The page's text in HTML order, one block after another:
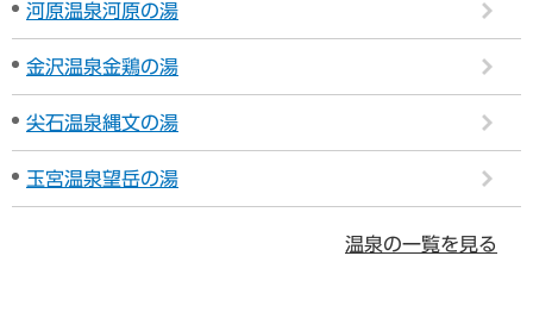
河原温泉河原の湯
金沢温泉金鶏の湯
尖石温泉縄文の湯
玉宮温泉望岳の湯
温泉の一覧を見る